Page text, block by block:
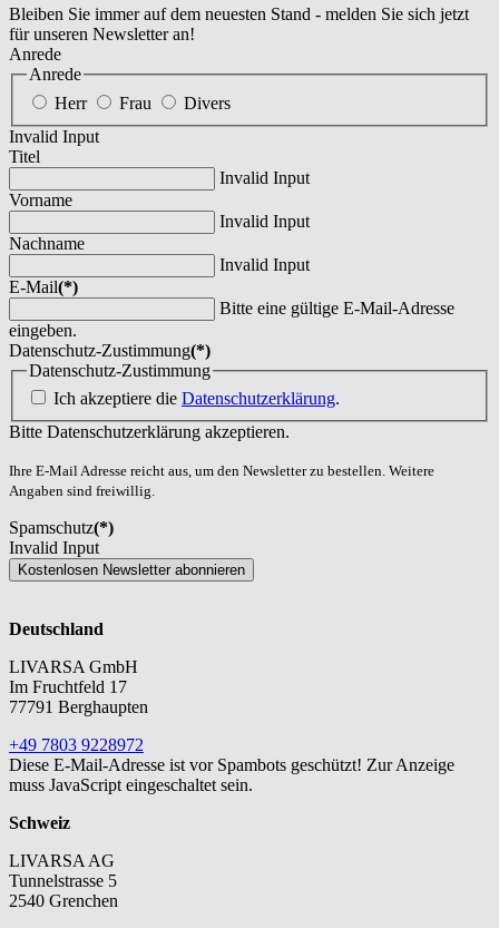
Bleiben Sie immer auf dem neuesten Stand - melden Sie sich jetzt
für unseren Newsletter an!
Anrede
Anrede
Herr
Frau
Divers
Invalid Input
Titel
Invalid Input
Vorname
Invalid Input
Nachname
Invalid Input
E-Mail(*)
Bitte eine gültige E-Mail-Adresse
eingeben.
Datenschutz-Zustimmung(*)
Datenschutz-Zustimmung
Ich akzeptiere die Datenschutzerklärung.
Bitte Datenschutzerklärung akzeptieren.
Ihre E-Mail Adresse reicht aus, um den Newsletter zu bestellen. Weitere
Angaben sind freiwillig.
Spamschutz(*)
Invalid Input
Kostenlosen Newsletter abonnieren
Deutschland
LIVARSA GmbH
Im Fruchtfeld 17
77791 Berghaupten
+49 7803 9228972
Diese E-Mail-Adresse ist vor Spambots geschützt! Zur Anzeige
muss JavaScript eingeschaltet sein.
Schweiz
LIVARSA AG
Tunnelstrasse 5
2540 Grenchen